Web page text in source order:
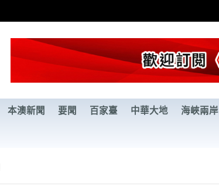
本澳新聞 要聞 百家臺 中華大地 海峽兩岸